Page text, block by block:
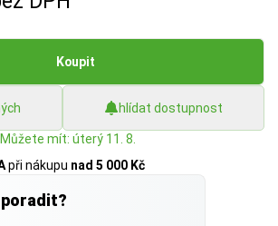
Koupit
hlídat dostupnost
. Můžete mít: úterý 11. 8.
při nákupu nad 5 000 Kč